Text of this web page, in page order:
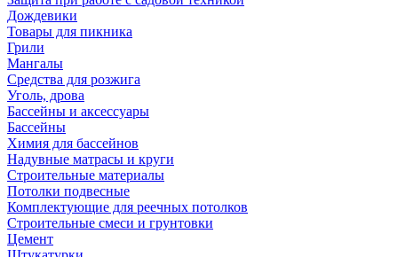
Дождевики
Товары для пикника
Грили
Мангалы
Средства для розжига
Уголь, дрова
Бассейны и аксессуары
Бассейны
Химия для бассейнов
Надувные матрасы и круги
Строительные материалы
Потолки подвесные
Комплектующие для реечных потолков
Строительные смеси и грунтовки
Цемент